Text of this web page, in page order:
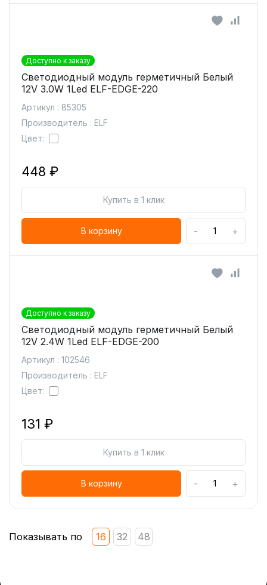
Доступно к заказу
Светодиодный модуль герметичный Белый
12V 3.0W 1Led ELF-EDGE-220
Артикул : 85305
Производитель : ELF
Цвет:
448 ₽
Купить в 1 клик
В корзину - +
Доступно к заказу
Светодиодный модуль герметичный Белый
12V 2.4W 1Led ELF-EDGE-200
Артикул : 102546
Производитель : ELF
Цвет:
131 ₽
Купить в 1 клик
В корзину - +
Показывать по 16 32 48